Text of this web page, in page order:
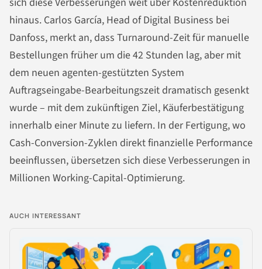
hinaus. Carlos García, Head of Digital Business bei
Danfoss, merkt an, dass Turnaround-Zeit für manuelle
Bestellungen früher um die 42 Stunden lag, aber mit
dem neuen agenten-gestützten System
Auftragseingabe-Bearbeitungszeit dramatisch gesenkt
wurde – mit dem zukünftigen Ziel, Käuferbestätigung
innerhalb einer Minute zu liefern. In der Fertigung, wo
Cash-Conversion-Zyklen direkt finanzielle Performance
beeinflussen, übersetzen sich diese Verbesserungen in
Millionen Working-Capital-Optimierung.
AUCH INTERESSANT